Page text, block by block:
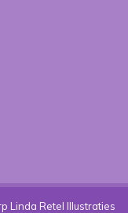
Linda Retel Illustraties